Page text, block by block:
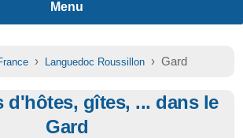
› Languedoc Roussillon › Gard
d'hôtes, gîtes, ... dans le
Gard